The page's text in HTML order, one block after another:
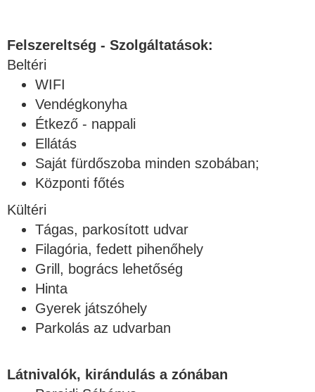
Felszereltség - Szolgáltatások:
Beltéri
WIFI
Vendégkonyha
Étkező - nappali
Ellátás
Saját fürdőszoba minden szobában;
Központi főtés
Kültéri
Tágas, parkosított udvar
Filagória, fedett pihenőhely
Grill, bogrács lehetőség
Hinta
Gyerek játszóhely
Parkolás az udvarban
Látnivalók, kirándulás a zónában